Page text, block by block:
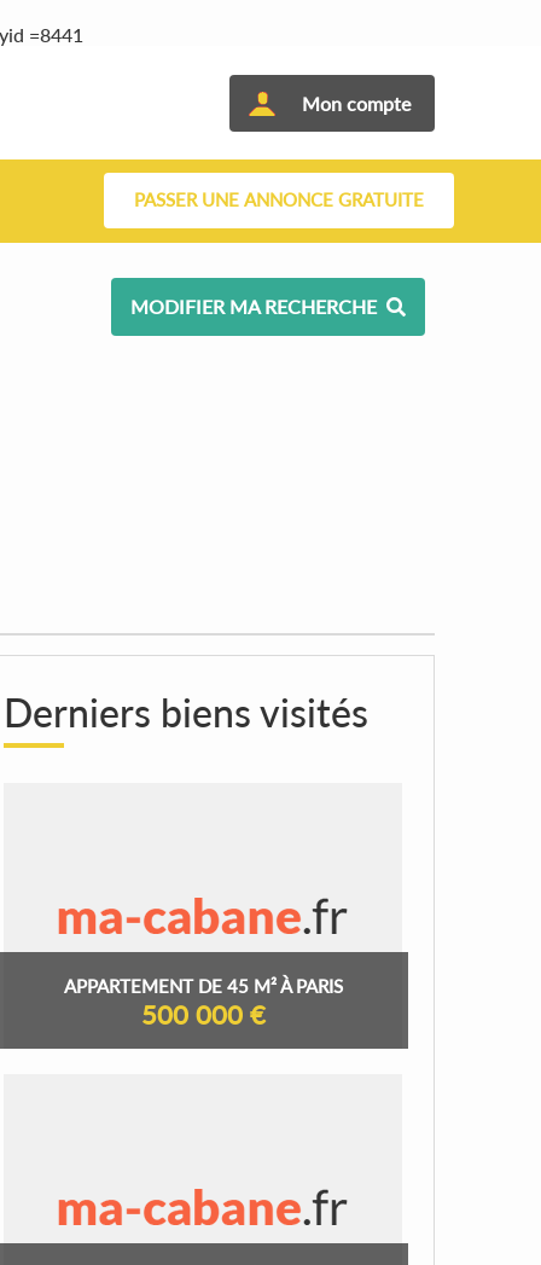
=8441
Mon compte
PASSER UNE ANNONCE GRATUITE
MODIFIER MA RECHERCHE
Derniers biens visités
APPARTEMENT DE 45 M² À PARIS
500 000 €